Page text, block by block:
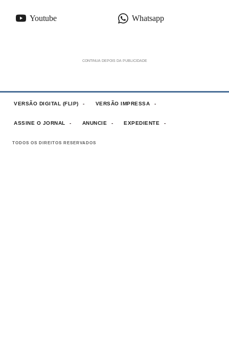
Youtube Whatsapp
VERSÃO DIGITAL (FLIP) VERSÃO IMPRESSA
ASSINE O JORNAL ANUNCIE EXPEDIENTE
TODOS OS DIREITOS RESERVADOS